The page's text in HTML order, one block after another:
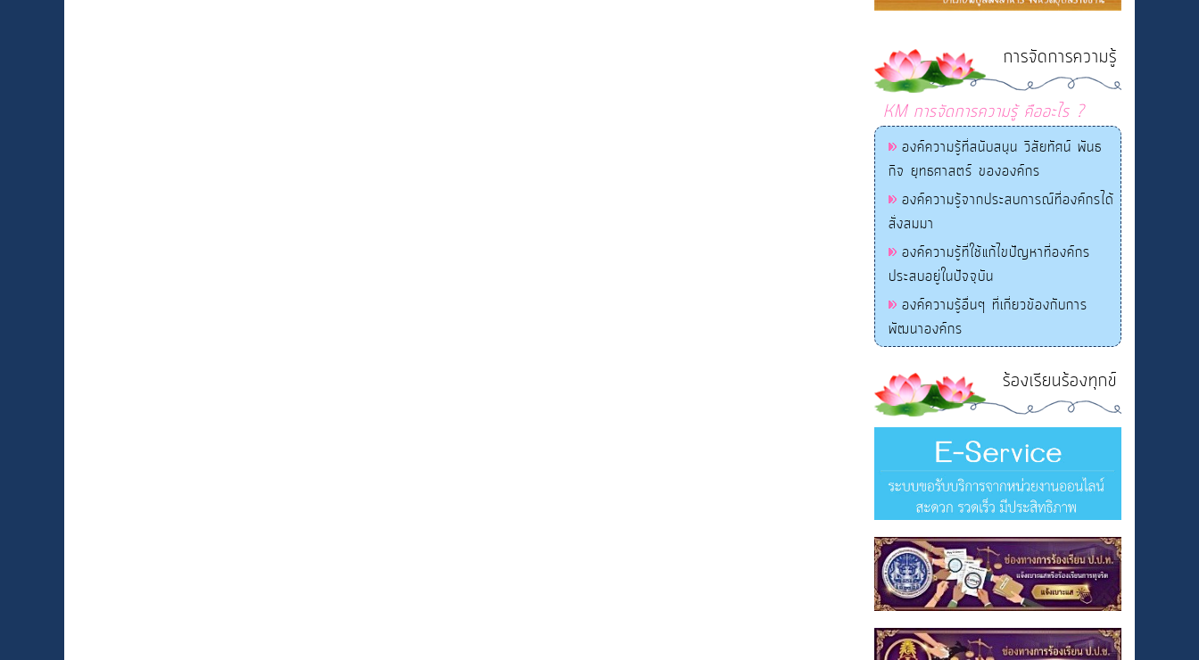
การจัดการความรู้
KM การจัดการความรู้ คืออะไร ?
องค์ความรู้ที่สนับสนุน วิสัยทัศน์ พันธ
กิจ ยุทธศาสตร์ ขององค์กร
องค์ความรู้จากประสบการณ์ที่องค์กรได้
สั่งสมมา
องค์ความรู้ที่ใช้แก้ไขปัญหาที่องค์กร
ประสบอยู่ในปัจจุบัน
องค์ความรู้อื่นๆ ที่เกี่ยวข้องกับการ
พัฒนาองค์กร
ร้องเรียนร้องทุกข์